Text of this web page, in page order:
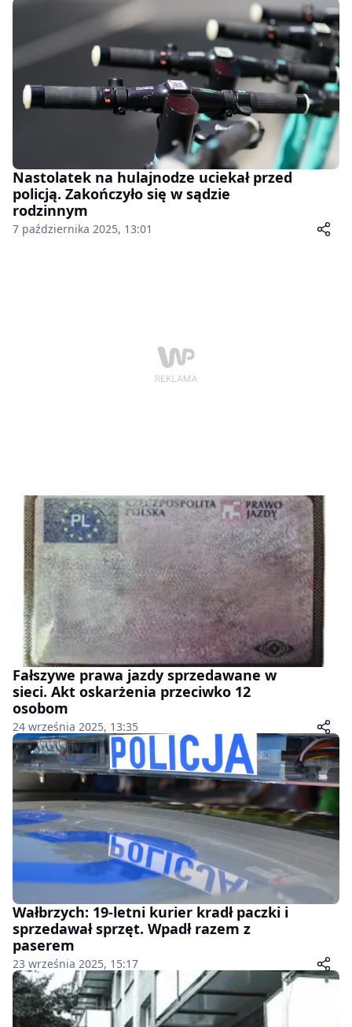
Nastolatek na hulajnodze uciekał przed
policją. Zakończyło się w sądzie
rodzinnym
7 października 2025, 13:01
Fałszywe prawa jazdy sprzedawane w
sieci. Akt oskarżenia przeciwko 12
osobom
24 września 2025, 13:35
Wałbrzych: 19-letni kurier kradł paczki i
sprzedawał sprzęt. Wpadł razem z
paserem
23 września 2025, 15:17